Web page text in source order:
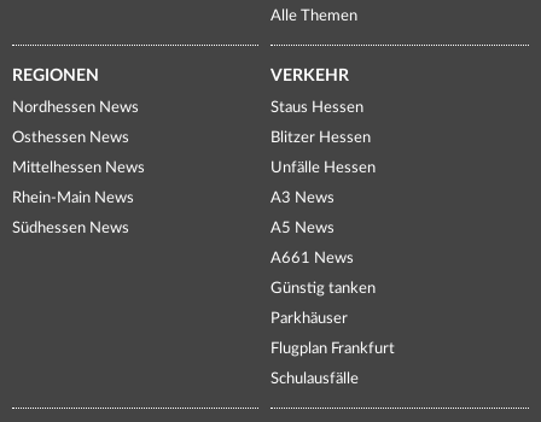
Alle Themen
REGIONEN
Nordhessen News
Osthessen News
Mittelhessen News
Rhein-Main News
Südhessen News
VERKEHR
Staus Hessen
Blitzer Hessen
Unfälle Hessen
A3 News
A5 News
A661 News
Günstig tanken
Parkhäuser
Flugplan Frankfurt
Schulausfälle